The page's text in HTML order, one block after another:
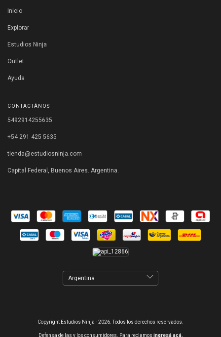
Inicio
Explorar
Estudios Ninja
Outlet
Ayuda
CONTACTÁNOS
5492914255635
+54 291 425 5635
tienda@estudiosninja.com
Capital Federal, Buenos Aires. Argentina.
Copyright Estudios Ninja - 2026. Todos los derechos reservados.
Defensa de las y los consumidores. Para reclamos ingresá acá.